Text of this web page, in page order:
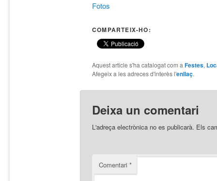
Fotos
COMPARTEIX-HO:
Aquest article s'ha catalogat com aFestes,
Afegeix a les adreces d'interès l'enllaç.
Deixa un comentari
L'adreça electrònica no es publicarà. Els
Comentari *